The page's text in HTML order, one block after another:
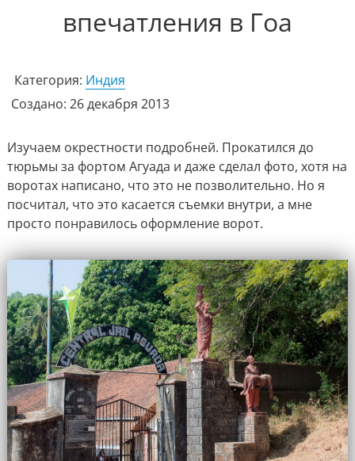
впечатления в Гоа
Категория: Индия
Создано: 26 декабря 2013
Изучаем окрестности подробней. Прокатился до
тюрьмы за фортом Агуада и даже сделал фото, хотя на
воротах написано, что это не позволительно. Но я
посчитал, что это касается съемки внутри, а мне
просто понравилось оформление ворот.